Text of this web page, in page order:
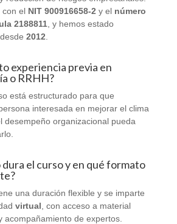
con el NIT 900916658-2 y el número
2188811, y hemos estado
2012
experiencia previa en
o RRHH?
está estructurado para que
interesada en mejorar el clima
desempeño organizacional pueda
dura el curso y en qué formato
una duración flexible y se imparte
virtual , con acceso a material
acompañamiento de expertos.